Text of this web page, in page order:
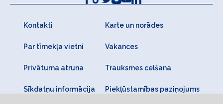
Kontakti Karte un norādes
Par tīmekļa vietni Vakances
Privātuma atruna Trauksmes celšana
Sīkdatņu informācija Piekļūstamības paziņojums